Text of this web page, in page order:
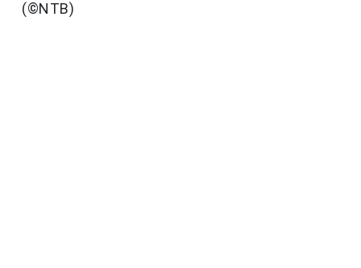
(©NTB)